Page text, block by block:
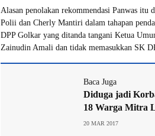
Alasan penolakan rekommendasi Panwas itu
Polii dan Cherly Mantiri dalam tahapan
DPP Golkar yang ditanda tangani Ketua
Zainudin Amali dan tidak memasukkan SK
Baca Juga
Diduga jadi
18 Warga Mitra
20 MAR 2017